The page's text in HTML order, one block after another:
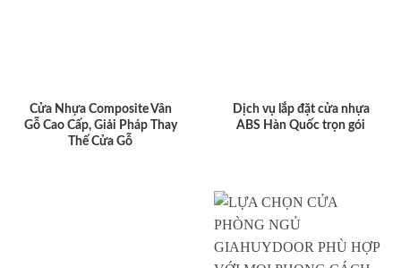
Cửa Nhựa Composite Vân
Gỗ Cao Cấp, Giải Pháp Thay
Thế Cửa Gỗ
Dịch vụ lắp đặt cửa nhựa
ABS Hàn Quốc trọn gói